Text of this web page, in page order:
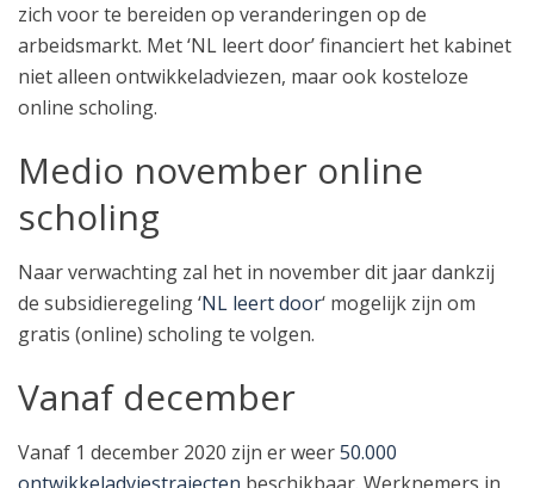
zich voor te bereiden op veranderingen op de
arbeidsmarkt. Met ‘NL leert door’ financiert het kabinet
niet alleen ontwikkeladviezen, maar ook kosteloze
online scholing.
Medio november online
scholing
Naar verwachting zal het in november dit jaar dankzij
de subsidieregeling ‘NL leert door‘ mogelijk zijn om
gratis (online) scholing te volgen.
Vanaf december
Vanaf 1 december 2020 zijn er weer50.000